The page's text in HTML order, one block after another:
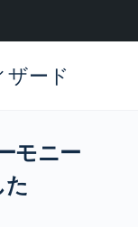
ザード
モニー